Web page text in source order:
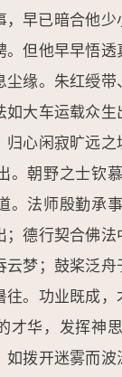
早已暗合他少
但他早早悟
缘。朱红绶
大车运载众
归心闲寂旷远
。朝野之士钦
。法师殷勤承
；德行契合佛
梦；鼓桨泛
往。功业既成
才华，发挥神
如拨开迷雾而